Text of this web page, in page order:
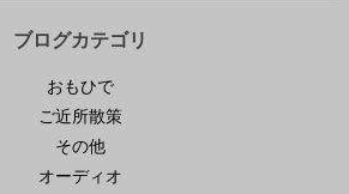
ブログカテゴリ
おもひで
ご近所散策
その他
オーディオ